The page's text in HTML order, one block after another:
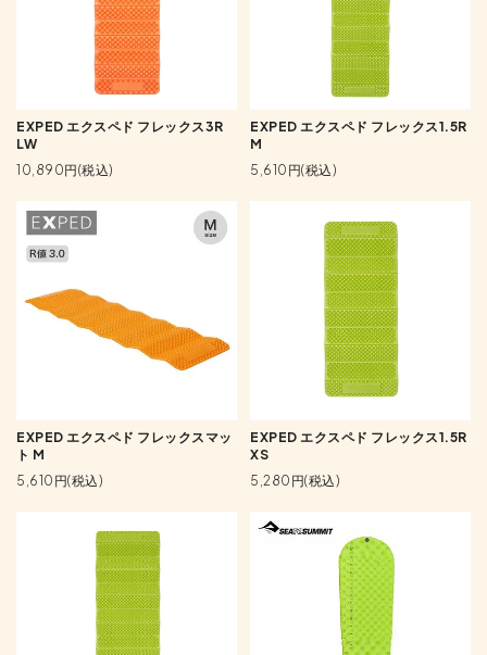
EXPED エクスペド フレックス3R
LW
10,890円(税込)
EXPED エクスペド フレックス1.5R
M
5,610円(税込)
EXPED エクスペド フレックスマッ
ト M
5,610円(税込)
EXPED エクスペド フレックス1.5R
XS
5,280円(税込)